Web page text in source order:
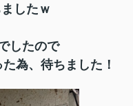
したｗ
したので
為、待ちました！